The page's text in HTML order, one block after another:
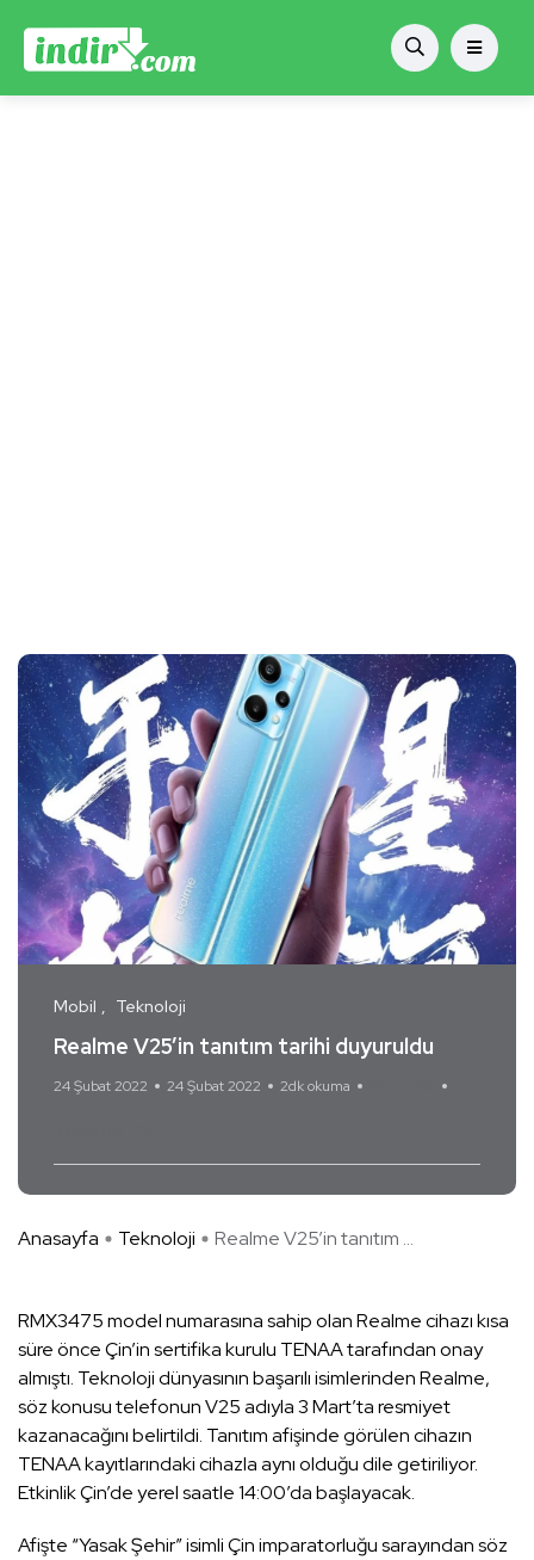
Mobil Teknoloji
Realme V25’in tanıtım tarihi duyuruldu
24 Şubat 2022 24 Şubat 2022 2dk okuma
Anasayfa Teknoloji Realme V25’in tanıtım ...
RMX3475 model numarasına sahip olan Realme cihazı kısa
süre önce Çin’in sertifika kurulu TENAA tarafından onay
almıştı. Teknoloji dünyasının başarılı isimlerinden Realme,
söz konusu telefonun V25 adıyla 3 Mart’ta resmiyet
kazanacağını belirtildi. Tanıtım afişinde görülen cihazın
TENAA kayıtlarındaki cihazla aynı olduğu dile getiriliyor.
Etkinlik Çin’de yerel saatle 14:00’da başlayacak.
Afişte “Yasak Şehir” isimli Çin imparatorluğu sarayından söz